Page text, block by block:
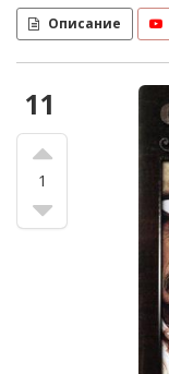
Описание
11
1